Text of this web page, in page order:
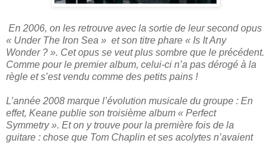
En 2006, on les retrouve avec la sortie de leur second opus
« Under The Iron Sea » et son titre phare « Is It Any
Wonder ? ». Cet opus se veut plus sombre que le précédent.
Comme pour le premier album, celui-ci n’a pas dérogé à la
règle et s’est vendu comme des petits pains !
L’année 2008 marque l’évolution musicale du groupe : En
effet, Keane publie son troisième album « Perfect
Symmetry ». Et on y trouve pour la première fois de la
guitare : chose que Tom Chaplin et ses acolytes n’avaient